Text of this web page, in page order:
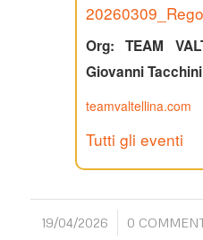
Org: TEAM
Giovanni
teamvaltellina.com
Tutti gli eventi
19/04/2026
/ 0 /